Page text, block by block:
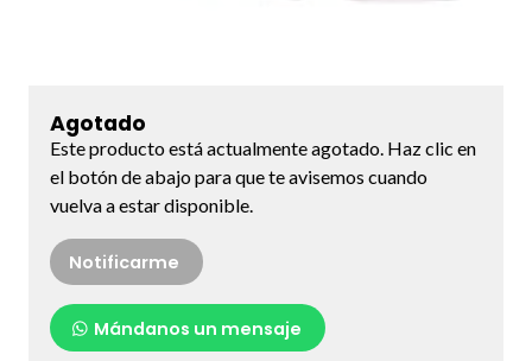
Agotado
Este producto está actualmente agotado. Haz clic en
el botón de abajo para que te avisemos cuando
vuelva a estar disponible.
Notificarme
Mándanos un mensaje